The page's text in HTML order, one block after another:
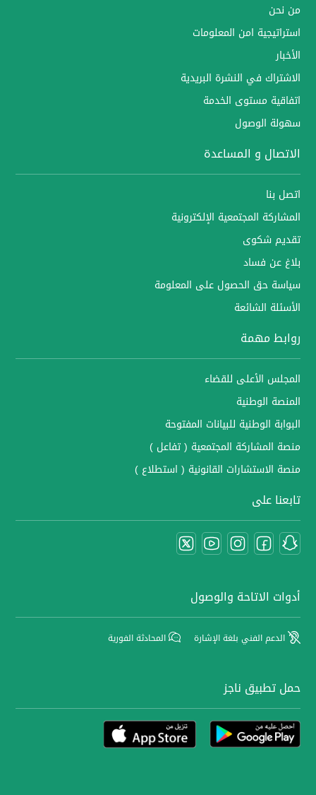
من نحن
استراتيجية امن المعلومات
الأخبار
الاشتراك في النشرة البريدية
اتفاقية مستوى الخدمة
سهولة الوصول
الاتصال و المساعدة
اتصل بنا
المشاركة المجتمعية الإلكترونية
تقديم شكوى
بلاغ عن فساد
سياسة حق الحصول على المعلومة
الأسئلة الشائعة
روابط مهمة
المجلس الأعلى للقضاء
المنصة الوطنية
البوابة الوطنية للبيانات المفتوحة
منصة المشاركة المجتمعية ( تفاعل )
منصة الاستشارات القانونية ( استطلاع )
تابعنا على
أدوات الاتاحة والوصول
الدعم الفني بلغة الإشارة المحادثة الفورية
حمل تطبيق ناجز